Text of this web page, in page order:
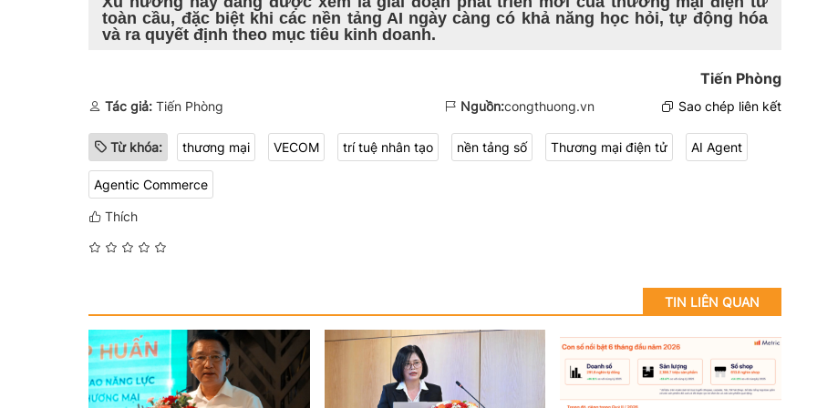
toàn cầu, đặc biệt khi các nền tảng AI ngày càng có khả năng học hỏi, tự động hóa
và ra quyết định theo mục tiêu kinh doanh.
Tiến Phòng
Tác giả: Tiến Phòng Nguồn:congthuong.vn Sao chép liên kết
Từ khóa: thương mại VECOM trí tuệ nhân tạo nền tảng số Thương mại điện tử AI Agent
Agentic Commerce
Thích
TIN LIÊN QUAN